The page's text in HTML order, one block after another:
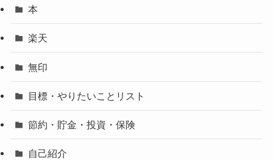
本
楽天
無印
目標・やりたいことリスト
節約・貯金・投資・保険
自己紹介